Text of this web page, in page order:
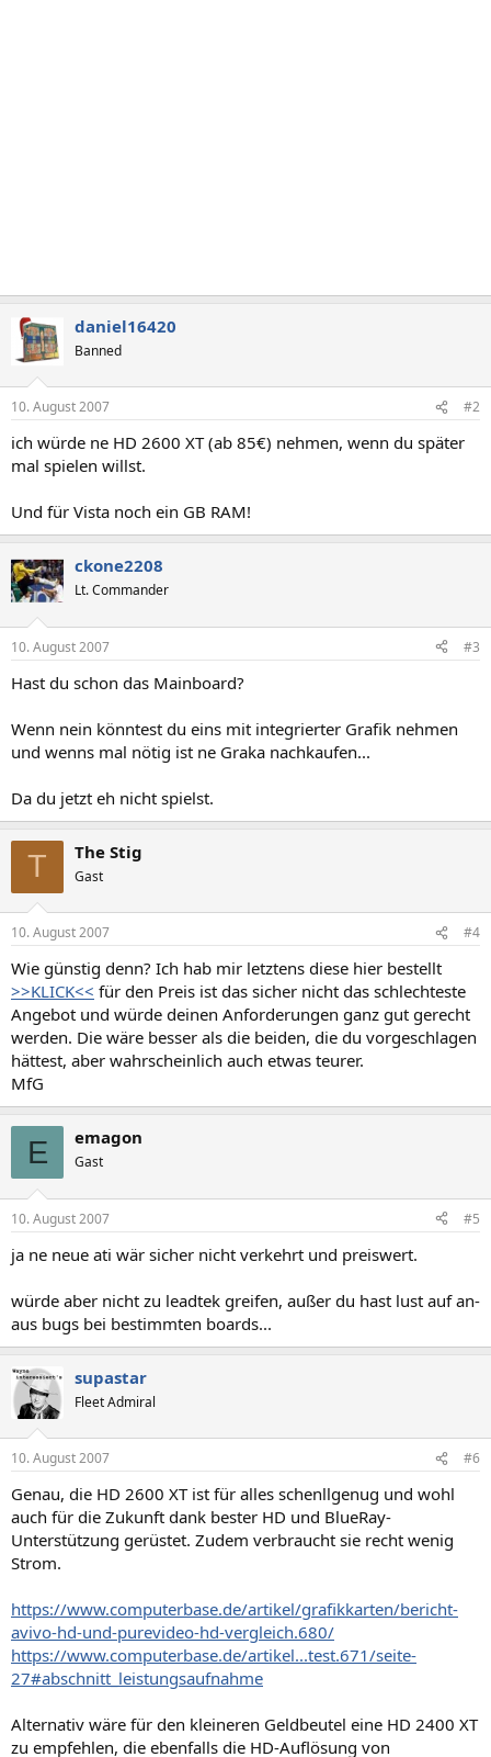
daniel16420
Banned
10. August 2007 #2
ich würde ne HD 2600 XT (ab 85€) nehmen, wenn du später
mal spielen willst.
Und für Vista noch ein GB RAM!
ckone2208
Lt. Commander
10. August 2007 #3
Hast du schon das Mainboard?
Wenn nein könntest du eins mit integrierter Grafik nehmen
und wenns mal nötig ist ne Graka nachkaufen...
Da du jetzt eh nicht spielst.
T The Stig
Gast
10. August 2007 #4
Wie günstig denn? Ich hab mir letztens diese hier bestellt
>>KLICK<< für den Preis ist das sicher nicht das schlechteste
Angebot und würde deinen Anforderungen ganz gut gerecht
werden. Die wäre besser als die beiden, die du vorgeschlagen
hättest, aber wahrscheinlich auch etwas teurer.
MfG
E emagon
Gast
10. August 2007 #5
ja ne neue ati wär sicher nicht verkehrt und preiswert.
würde aber nicht zu leadtek greifen, außer du hast lust auf an-
aus bugs bei bestimmten boards...
supastar
Fleet Admiral
10. August 2007 #6
Genau, die HD 2600 XT ist für alles schenllgenug und wohl
auch für die Zukunft dank bester HD und BlueRay-
Unterstützung gerüstet. Zudem verbraucht sie recht wenig
Strom.
https://www.computerbase.de/artikel/grafikkarten/bericht-
avivo-hd-und-purevideo-hd-vergleich.680/
https://www.computerbase.de/artikel...test.671/seite-
27#abschnitt_leistungsaufnahme
Alternativ wäre für den kleineren Geldbeutel eine HD 2400 XT
zu empfehlen, die ebenfalls die HD-Auflösung von